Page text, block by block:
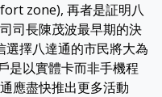
zone), 再者是証明八
司長陳茂波最早期的決
選擇八達通的市民將大為
是以實體卡而非手機程
應盡快推出更多活動